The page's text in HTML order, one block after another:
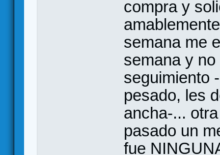
compra y
semana me
semana y
seguimiento
pesado, les
ancha-...
pasado un
fue